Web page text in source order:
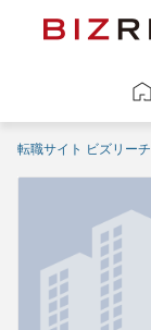
転職サイト ビズリーチ